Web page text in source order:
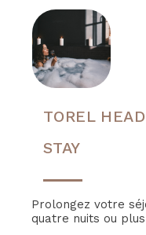
TOREL
STAY
Prolongez votre
quatre nuits ou